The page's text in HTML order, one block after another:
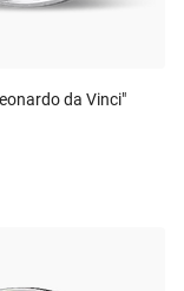
da Vinci"